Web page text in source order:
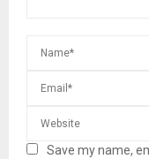
Save my name,